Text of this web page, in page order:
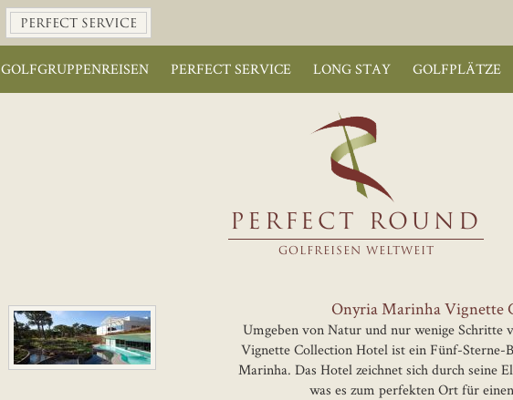
PERFECT SERVICE
GOLFGRUPPENREISEN PERFECT SERVICE LONG STAY GOLFPLÄTZE
PERFECT ROUND
GOLFREISEN WELTWEIT
Onyria Marinha
Umgeben von Natur und nur wenige
Vignette Collection Hotel ist ein Fünf-
Marinha. Das Hotel zeichnet sich durch seine
was es zum perfekten Ort für